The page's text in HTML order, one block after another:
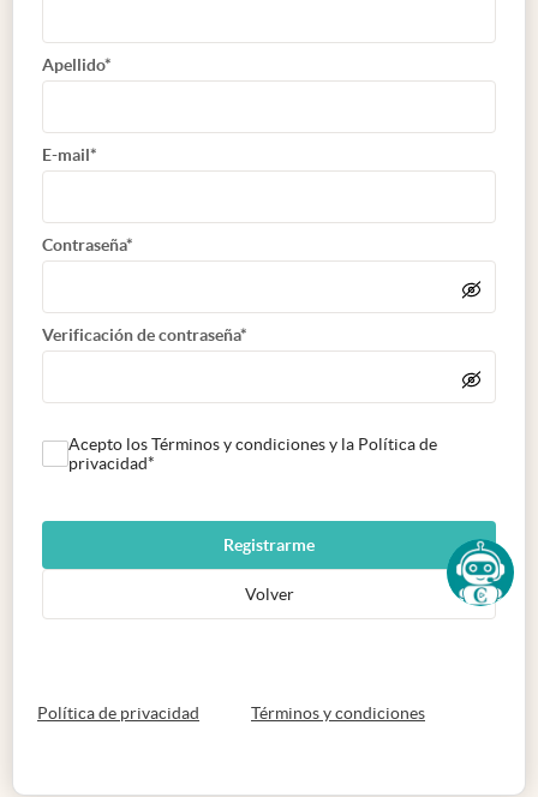
Apellido*
E-mail*
Contraseña*
Verificación de contraseña*
Acepto los Términos y condiciones y la Política de
privacidad*
Registrarme
Volver
Política de privacidad abre en nueva pestaña
Términos y condicionesabre en nueva